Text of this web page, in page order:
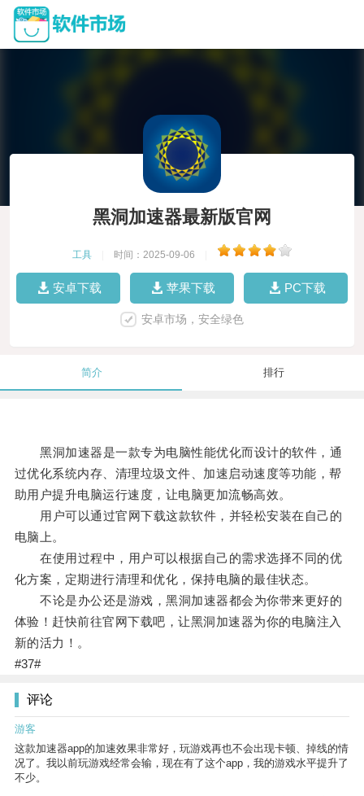
黑洞加速器最新版官网
工具 时间：2025-09-06
安卓下载 苹果下载 PC下载
安卓市场，安全绿色
简介 排行
黑洞加速器是一款专为电脑性能优化而设计的软件，通
过优化系统内存、清理垃圾文件、加速启动速度等功能，帮
助用户提升电脑运行速度，让电脑更加流畅高效。
用户可以通过官网下载这款软件，并轻松安装在自己的
电脑上。
在使用过程中，用户可以根据自己的需求选择不同的优
化方案，定期进行清理和优化，保持电脑的最佳状态。
不论是办公还是游戏，黑洞加速器都会为你带来更好的
体验！赶快前往官网下载吧，让黑洞加速器为你的电脑注入
新的活力！。
#37#
评论
游客
这款加速器app的加速效果非常好，玩游戏再也不会出现卡顿、掉线的情
况了。我以前玩游戏经常会输，现在有了这个app，我的游戏水平提升了
不少。